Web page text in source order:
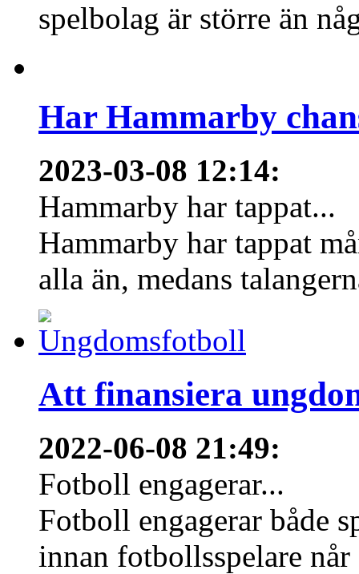
spelbolag är större än
Har Hammarby
2023-03-08 12:14:
Hammarby har tappat...
Hammarby har tappat
alla än, medans
Att finansiera
2022-06-08 21:49:
Fotboll engagerar...
Fotboll engagerar både
innan fotbollsspelare